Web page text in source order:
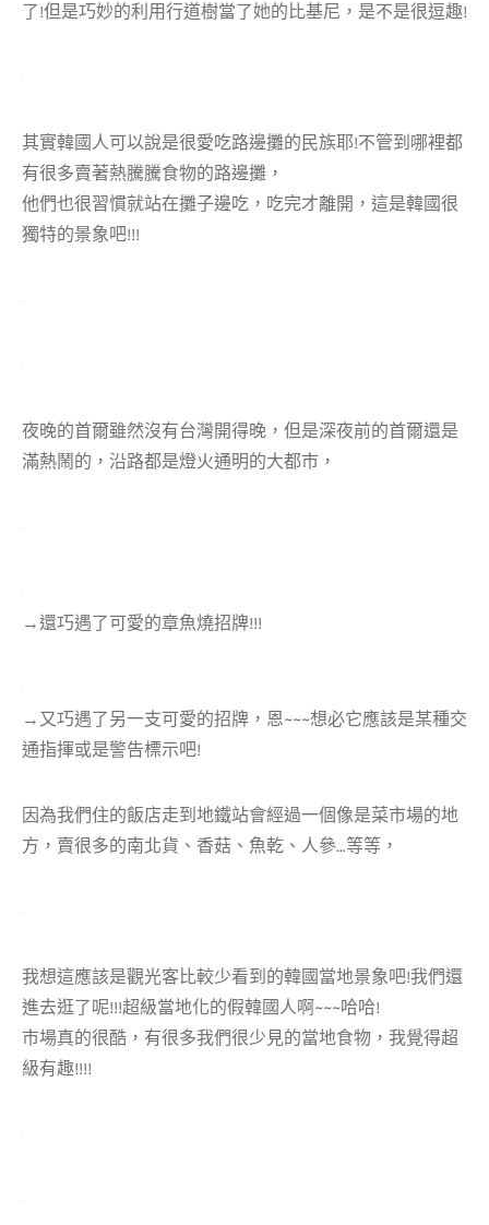
了!但是巧妙的利用行道樹當了她的比基尼，是不是很逗趣!
其實韓國人可以說是很愛吃路邊攤的民族耶!不管到哪裡都
有很多賣著熱騰騰食物的路邊攤，
他們也很習慣就站在攤子邊吃，吃完才離開，這是韓國很
獨特的景象吧!!!
夜晚的首爾雖然沒有台灣開得晚，但是深夜前的首爾還是
滿熱鬧的，沿路都是燈火通明的大都市，
→還巧遇了可愛的章魚燒招牌!!!
→又巧遇了另一支可愛的招牌，恩~~~想必它應該是某種交
通指揮或是警告標示吧!
因為我們住的飯店走到地鐵站會經過一個像是菜市場的地
方，賣很多的南北貨、香菇、魚乾、人參…等等，
我想這應該是觀光客比較少看到的韓國當地景象吧!我們還
進去逛了呢!!!超級當地化的假韓國人啊~~~哈哈!
市場真的很酷，有很多我們很少見的當地食物，我覺得超
級有趣!!!!